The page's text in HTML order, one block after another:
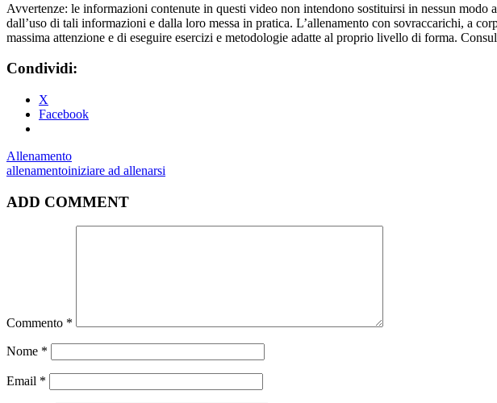
Avvertenze: le informazioni contenute in questi video non intendono sostituirsi in nessun
dall’uso di tali informazioni e dalla loro messa in pratica. L’allenamento con sovraccarichi, a
massima attenzione e di eseguire esercizi e metodologie adatte al proprio livello di forma.
Condividi:
X
Facebook
Allenamento
allenamentoiniziare ad allenarsi
ADD COMMENT
Commento *
Nome *
Email *